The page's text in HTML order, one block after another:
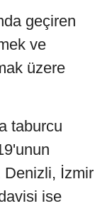
geçiren
ve
üzere
taburcu
Denizli, İzmir
ise